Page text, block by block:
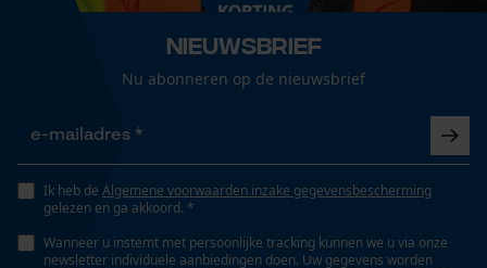
Nieuwsbrief
Nu abonneren op de nieuwsbrief
Ik heb de Algemene voorwaarden inzake gegevensbescherming
gelezen en ga akkoord. *
Wanneer u instemt met persoonlijke tracking kunnen we u via onze
newsletter individuele aanbiedingen doen. Uw gegevens worden